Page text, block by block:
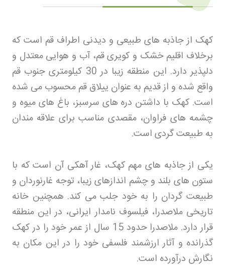
کهک از جاذبه های طبیعی و دیدنی اطراف قم است که
برخلاف اقلیم خشک و کویری قم، آب و هوایی معتدل و
دلپذیر دارد. این منطقه زیبا در 30 کیلومتری جنوب قم
واقع شده و از قدیم به عنوان ییلاق قم محسوب می شده
است. کهک با داشتن دره های سرسبز، باغ های میوه و
چشمه های فراوان، مقصدی مناسب برای علاقه مندان
به طبیعت گردی است.
یکی از جاذبه های مهم کهک، غار آهکی آن است که با
ستون های بلند و چشم اندازهای زیبا، توجه غارنوردان و
طبیعت گردان را به خود جلب می کند. همچنین خانه
تاریخی ملاصدرا، فیلسوف نامدار ایرانی، در این منطقه
قرار دارد. ملاصدرا حدود 15 سال از عمر خود را در کهک
گذرانده و آثار ارزشمند فلسفی خود را در این مکان به
نگارش درآورده است.